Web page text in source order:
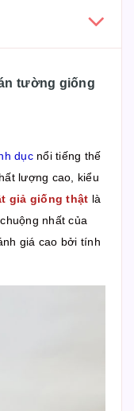
tường giống
dụcnổi tiếng thế
lượng cao, kiểu
giả giống thật là
nhất của
giá cao bởi tính